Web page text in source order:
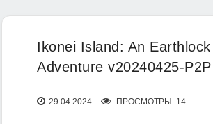
Ikonei Island: An Earthlock
Adventure v20240425-P2P
29.04.2024 ПРОСМОТРЫ: 14